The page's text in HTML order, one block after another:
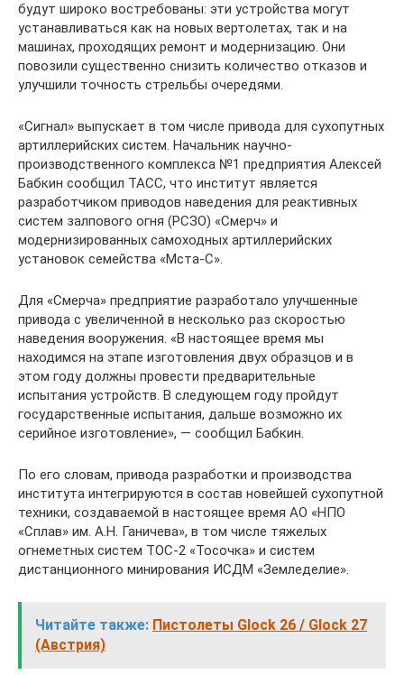
будут широко востребованы: эти устройства могут
устанавливаться как на новых вертолетах, так и на
машинах, проходящих ремонт и модернизацию. Они
повозили существенно снизить количество отказов и
улучшили точность стрельбы очередями.
«Сигнал» выпускает в том числе привода для сухопутных
артиллерийских систем. Начальник научно-
производственного комплекса №1 предприятия Алексей
Бабкин сообщил ТАСС, что институт является
разработчиком приводов наведения для реактивных
систем залпового огня (РСЗО) «Смерч» и
модернизированных самоходных артиллерийских
установок семейства «Мста-С».
Для «Смерча» предприятие разработало улучшенные
привода с увеличенной в несколько раз скоростью
наведения вооружения. «В настоящее время мы
находимся на этапе изготовления двух образцов и в
этом году должны провести предварительные
испытания устройств. В следующем году пройдут
государственные испытания, дальше возможно их
серийное изготовление», — сообщил Бабкин.
По его словам, привода разработки и производства
института интегрируются в состав новейшей сухопутной
техники, создаваемой в настоящее время АО «НПО
«Сплав» им. А.Н. Ганичева», в том числе тяжелых
огнеметных систем ТОС-2 «Тосочка» и систем
дистанционного минирования ИСДМ «Земледелие».
Читайте также: Пистолеты Glock 26 / Glock 27
(Австрия)